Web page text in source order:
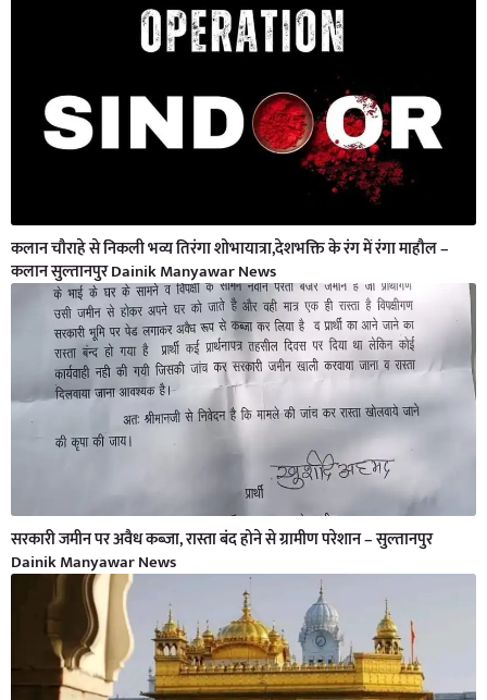
कलान चौराहे से निकली भव्य तिरंगा शोभायात्रा,देशभक्ति के रंग में रंगा माहौल –
कलान सुल्तानपुर Dainik Manyawar News
सरकारी जमीन पर अवैध कब्जा, रास्ता बंद होने से ग्रामीण परेशान – सुल्तानपुर
Dainik Manyawar News